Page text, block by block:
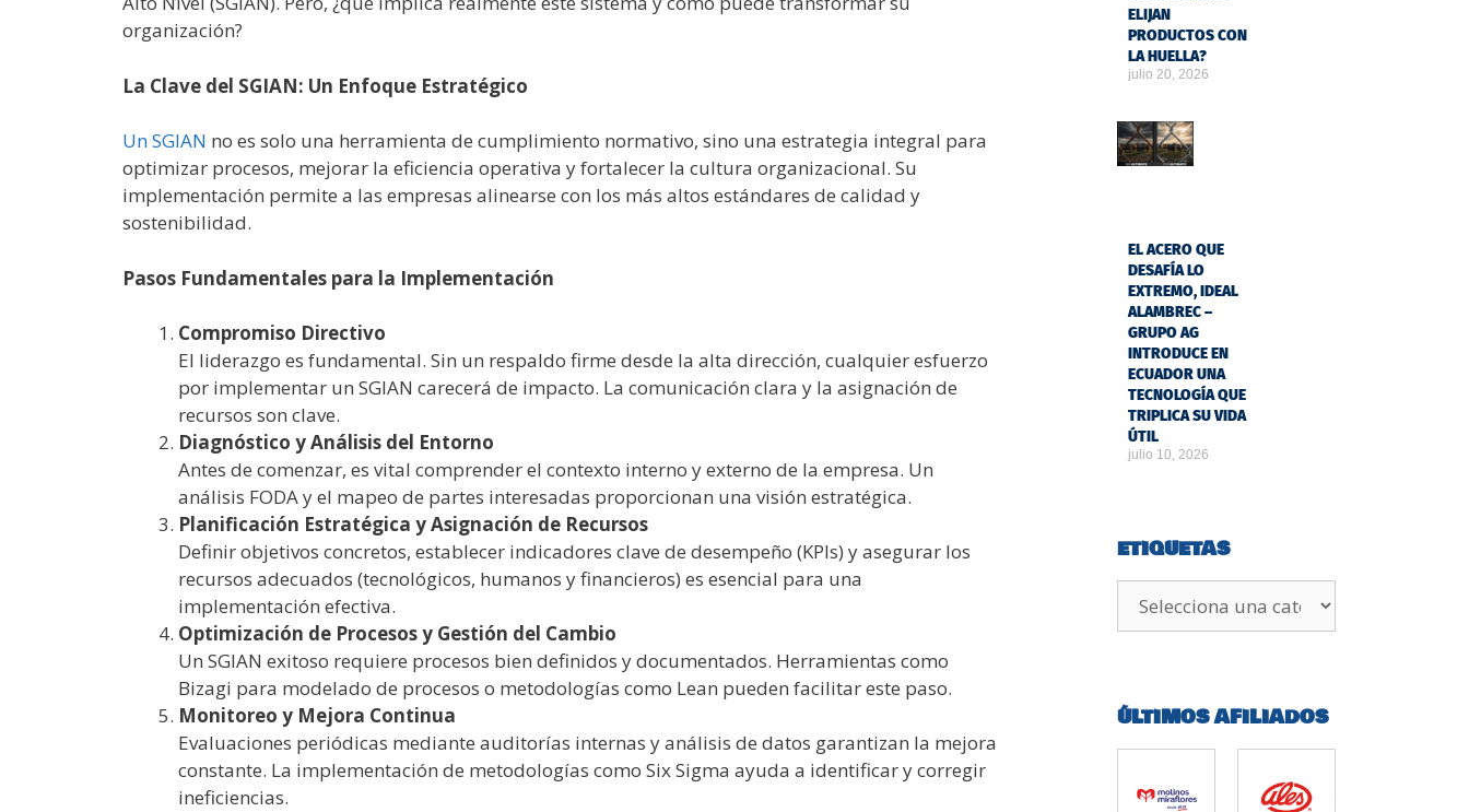
organización?
La Clave del SGIAN: Un Enfoque Estratégico
Un SGIAN no es solo una herramienta de cumplimiento normativo, sino una estrategia integral para
optimizar procesos, mejorar la eficiencia operativa y fortalecer la cultura organizacional. Su
implementación permite a las empresas alinearse con los más altos estándares de calidad y
sostenibilidad.
Pasos Fundamentales para la Implementación
Compromiso Directivo
El liderazgo es fundamental. Sin un respaldo firme desde la alta dirección, cualquier esfuerzo
por implementar un SGIAN carecerá de impacto. La comunicación clara y la asignación de
recursos son clave.
Diagnóstico y Análisis del Entorno
Antes de comenzar, es vital comprender el contexto interno y externo de la empresa. Un
análisis FODA y el mapeo de partes interesadas proporcionan una visión estratégica.
Planificación Estratégica y Asignación de Recursos
Definir objetivos concretos, establecer indicadores clave de desempeño (KPIs) y asegurar los
recursos adecuados (tecnológicos, humanos y financieros) es esencial para una
implementación efectiva.
Optimización de Procesos y Gestión del Cambio
Un SGIAN exitoso requiere procesos bien definidos y documentados. Herramientas como
Bizagi para modelado de procesos o metodologías como Lean pueden facilitar este paso.
Monitoreo y Mejora Continua
Evaluaciones periódicas mediante auditorías internas y análisis de datos garantizan la mejora
constante. La implementación de metodologías como Six Sigma ayuda a identificar y corregir
ineficiencias.
ELIJAN
PRODUCTOS CON
LA HUELLA?
julio 20, 2026
EL ACERO QUE
DESAFÍA LO
EXTREMO, IDEAL
ALAMBREC –
GRUPO AG
INTRODUCE EN
ECUADOR UNA
TECNOLOGÍA QUE
TRIPLICA SU VIDA
ÚTIL
julio 10, 2026
ETIQUETAS
ÚLTIMOS AFILIADOS